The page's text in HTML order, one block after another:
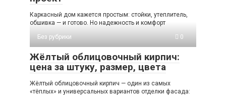
Каркасный дом кажется простым: стойки, утеплитель,
обшивка — и готово. Но надежность и комфорт
Без рубрики
0
Жёлтый облицовочный кирпич:
цена за штуку, размер, цвета
Жёлтый облицовочный кирпич — один из самых
«тёплых» и универсальных вариантов отделки фасада: